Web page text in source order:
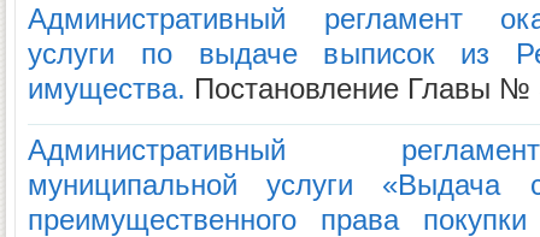
Административный регламент
услуги по выдаче выписок из
имущества. Постановление Главы №
Административный
муниципальной услуги «Выдача
преимущественного права